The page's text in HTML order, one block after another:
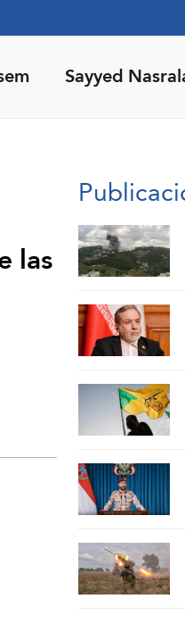
Sayyed
las